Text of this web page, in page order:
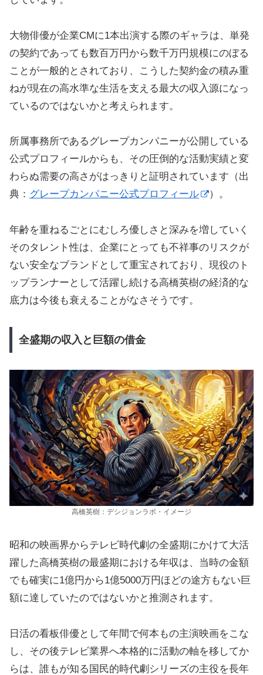
大物俳優が企業CMに1本出演する際のギャラは、単発
の契約であっても数百万円から数千万円規模にのぼる
ことが一般的とされており、こうした契約金の積み重
ねが現在の高水準な生活を支える最大の収入源になっ
ているのではないかと考えられます。
所属事務所であるグレープカンパニーが公開している
公式プロフィールからも、その圧倒的な活動実績と変
わらぬ需要の高さがはっきりと証明されています（出
典： グレープカンパニー公式プロフィール ）。
年齢を重ねるごとにむしろ優しさと深みを増していく
そのタレント性は、企業にとっても不祥事のリスクが
ない安全なブランドとして重宝されており、現役のト
ップランナーとして活躍し続ける高橋英樹の経済的な
底力は今後も衰えることがなさそうです。
全盛期の収入と巨額の借金
高橋英樹：デシジョンラボ・イメージ
昭和の映画界からテレビ時代劇の全盛期にかけて大活
躍した高橋英樹の最盛期における年収は、当時の金額
でも確実に1億円から1億5000万円ほどの途方もない巨
額に達していたのではないかと推測されます。
日活の看板俳優として年間で何本もの主演映画をこな
し、その後テレビ業界へ本格的に活動の軸を移してか
らは、誰もが知る国民的時代劇シリーズの主役を長年